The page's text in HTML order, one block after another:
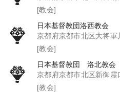
[教会]
日本基督教団洛西教会
京都府京都市北区大将軍
[教会]
日本基督教団 洛北教会
京都府京都市北区新御霊
[教会]